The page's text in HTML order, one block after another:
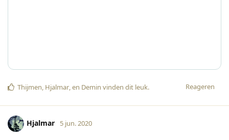
Reageren
Thijmen, Hjalmar, en Demin vinden dit leuk.
Hjalmar 5 jun. 2020